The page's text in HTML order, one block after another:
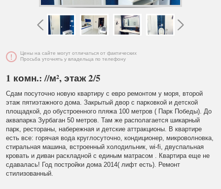
Цены на сайте могут отличаться от фактических
Просьба уточнять у владельца по телефону
1 комн.: //м², этаж 2/5
Сдам посуточно новую квартиру с евро ремонтом у моря, второй
этаж пятиэтажного дома. Закрытый двор с парковкой и детской
площадкой, до обустроенного пляжа 100 метров ( Парк Победы). До
аквапарка Зурбаган 50 метров. Там же располагается шикарный
парк, рестораны, набережная и детские аттракционы. В квартире
есть все: горячая вода круглосуточно, кондиционер, микроволновка,
стиральная машина, встроенный холодильник, wi-fi, двуспальная
кровать и диван раскладной с единым матрасом . Квартира еще не
сдавалась! Год постройки дома 2014( лифт есть). Ремонт
стилизованный.